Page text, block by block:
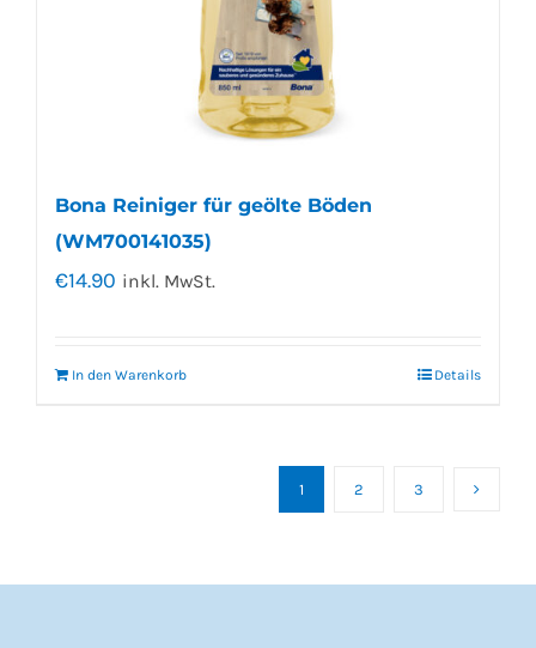
Bona Reiniger für geölte Böden
(WM700141035)
€14.90 inkl. MwSt.
In den Warenkorb Details
1 2 3